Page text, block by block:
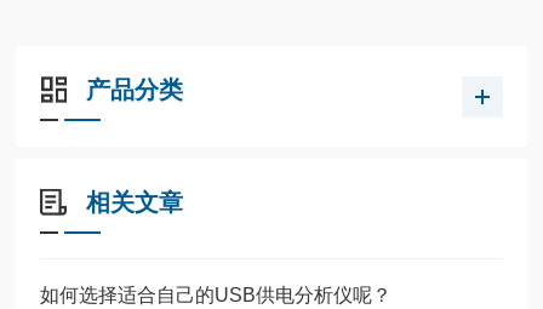
产品分类
相关文章
如何选择适合自己的USB供电分析仪呢？